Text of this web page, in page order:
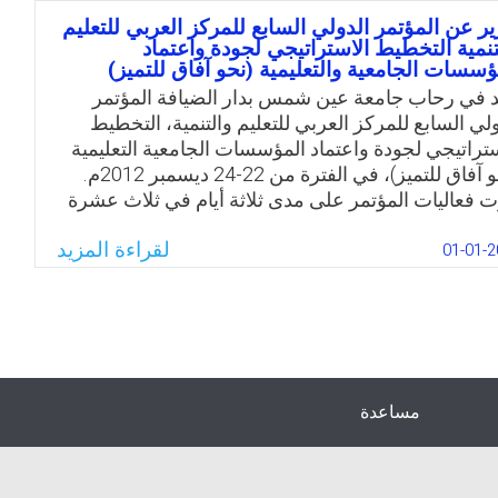
ملامح التخطيط الاستراتيجي الاستراتيجي من حيث
وأهميتة وخصائصه ومبرراته ومداخله ومعوقاته،
نماذجه، وأهم تقنياته، كما هدف البحث لتبيان ملامح
الراهن للتعليم العام في مصر، وتوضيح معالم
المصرية على مستوى التعليم قبل الجامعي عامة
العام بصفة خاصة، وصولًا إلى تقديم رؤية مستقبلية
تقنيات التخطيط الاستراتيجي بالتعليم العام
WhatsApp
عن المؤتمر الدولي السابع للمركز العربي للتعليم
التخطيط الاستراتيجي لجودة واعتماد
الجامعية والتعليمية (نحو آفاق للتميز)
في رحاب جامعة عين شمس بدار الضيافة المؤتمر
السابع للمركز العربي للتعليم والتنمية، التخطيط
لجودة واعتماد المؤسسات الجامعية التعليمية
(نحو آفاق للتميز)، في الفترة من 22-24 ديسمبر 2012م.
فعاليات المؤتمر على مدى ثلاثة أيام في ثلاث عشرة
(جلسة التوصيات).01-01- لقراءة المزيد
مساعدة